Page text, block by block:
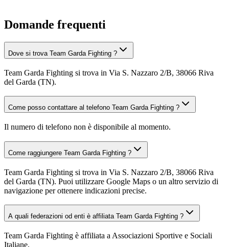
Domande frequenti
Dove si trova Team Garda Fighting ?
Team Garda Fighting si trova in Via S. Nazzaro 2/B, 38066 Riva
del Garda (TN).
Come posso contattare al telefono Team Garda Fighting ?
Il numero di telefono non è disponibile al momento.
Come raggiungere Team Garda Fighting ?
Team Garda Fighting si trova in Via S. Nazzaro 2/B, 38066 Riva
del Garda (TN). Puoi utilizzare Google Maps o un altro servizio di
navigazione per ottenere indicazioni precise.
A quali federazioni od enti è affiliata Team Garda Fighting ?
Team Garda Fighting è affiliata a Associazioni Sportive e Sociali
Italiane.